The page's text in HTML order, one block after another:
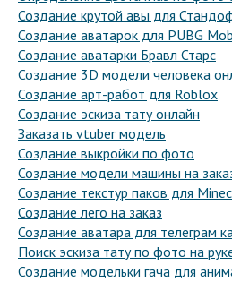
Создание крутой авы для
Создание аватарок для PUBG
Создание аватарки Бравл Старс
Создание 3D модели человека
Создание арт-работ для Roblox
Создание эскиза тату онлайн
Заказать vtuber модель
Создание выкройки по фото
Создание модели машины на
Создание текстур паков для
Создание лего на заказ
Создание аватара для телеграм
Поиск эскиза тату по фото на
Создание модельки гача для